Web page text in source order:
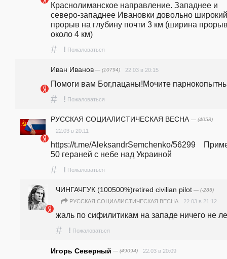
Краснолиманское направление. Западнее и
северо-западнее Ивановки довольно широкий
прорыв на глубину почти 3 км (ширина
около 4 км)
# ! Пожаловаться
Иван Иванов — (10794) 22.03 в 20:15
Помоги вам Бог,пацаны!Мочите
# ! Пожаловаться
РУССКАЯ СОЦИАЛИСТИЧЕСКАЯ ВЕСНА — (4058)
22.03 в 20:11
https://t.me/AleksandrSemchenko/56299
50 гераней с небе над Украиной
# ! Пожаловаться
ЧИНГАЧГУК (100500%)retired civilian pilot — (-285)
РУССКАЯ СОЦИАЛИСТИЧЕСКАЯ ВЕСНА 22.03 в 21:12
жаль по сифилитикам на западе ничего не
# ! Пожаловаться
Игорь Северный — (49094) 22.03 в 20:09